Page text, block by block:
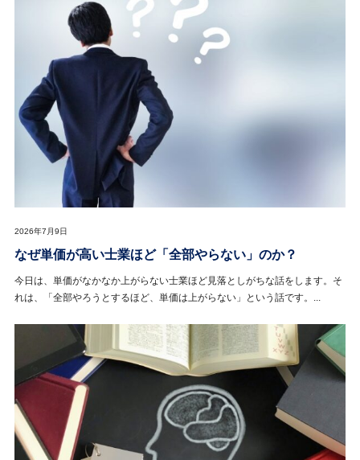
2026年7月9日
なぜ単価が高い士業ほど「全部やらない」のか？
今日は、単価がなかなか上がらない士業ほど見落としがちな話をします。そ
れは、「全部やろうとするほど、単価は上がらない」という話です。...